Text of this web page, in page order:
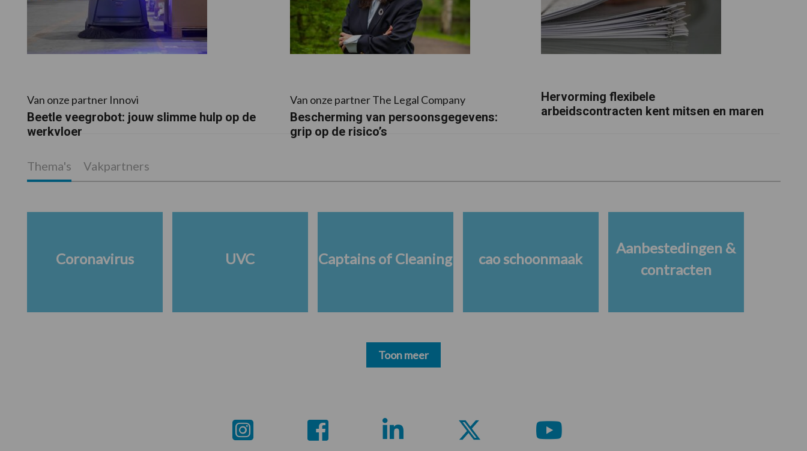
Van onze partner Innovi
Beetle veegrobot: jouw slimme hulp op de
werkvloer
Van onze partner The Legal Company
Bescherming van persoonsgegevens:
grip op de risico’s
Hervorming flexibele
arbeidscontracten kent mitsen en maren
Thema's Vakpartners
Coronavirus UVC Captains of Cleaning cao schoonmaak
Aanbestedingen &
contracten
Toon meer